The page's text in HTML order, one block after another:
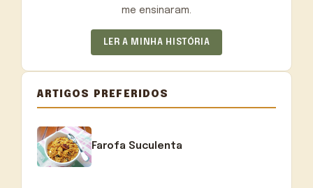
me ensinaram.
LER A MINHA HISTÓRIA
ARTIGOS PREFERIDOS
Farofa Suculenta